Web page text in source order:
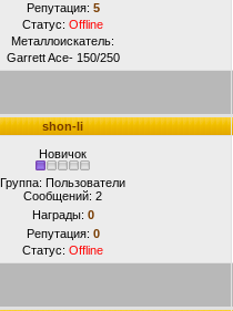
Репутация: 5
Статус: Offline
Металлоискатель:
Garrett Ace- 150/250
shon-li
Новичок
Группа: Пользователи
Сообщений: 2
Награды: 0
Репутация: 0
Статус: Offline